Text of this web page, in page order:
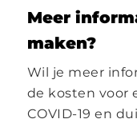
Meer
maken?
Wil je meer
de kosten voor
COVID-19 en